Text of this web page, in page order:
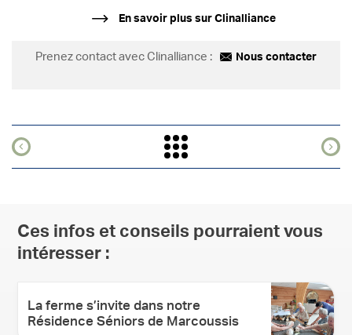
En savoir plus sur Clinalliance
Prenez contact avec Clinalliance : Nous contacter
Ces infos et conseils pourraient vous
intéresser :
La ferme s’invite dans notre
Résidence Séniors de Marcoussis